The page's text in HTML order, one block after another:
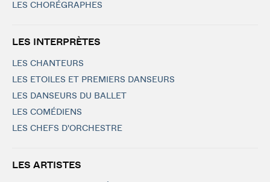
LES CHORÉGRAPHES
LES INTERPRÈTES
LES CHANTEURS
LES ETOILES ET PREMIERS DANSEURS
LES DANSEURS DU BALLET
LES COMÉDIENS
LES CHEFS D'ORCHESTRE
LES ARTISTES